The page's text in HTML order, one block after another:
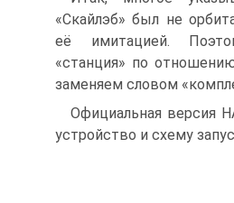
«Скайлэб» был не
её имитацией.
«станция» по
заменяем словом
Официальная версия
устройство и схему